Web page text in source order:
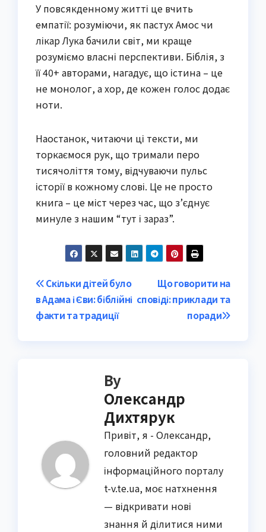
У повсякденному житті це вчить
емпатії: розуміючи, як пастух Амос чи
лікар Лука бачили світ, ми краще
розуміємо власні перспективи. Біблія, з
її 40+ авторами, нагадує, що істина – це
не монолог, а хор, де кожен голос додає
ноти.
Наостанок, читаючи ці тексти, ми
торкаємося рук, що тримали перо
тисячоліття тому, відчуваючи пульс
історії в кожному слові. Це не просто
книга – це міст через час, що з’єднує
минуле з нашим “тут і зараз”.
Post
navigation
Що говорити на
сповіді: приклади та
поради
Скільки дітей було
в Адама і Єви: біблійні
факти та традиції
By
Олександр
Дихтярук
Привіт, я - Олександр,
головний редактор
інформаційного порталу
t-v.te.ua, моє натхнення
— відкривати нові
знання й ділитися ними